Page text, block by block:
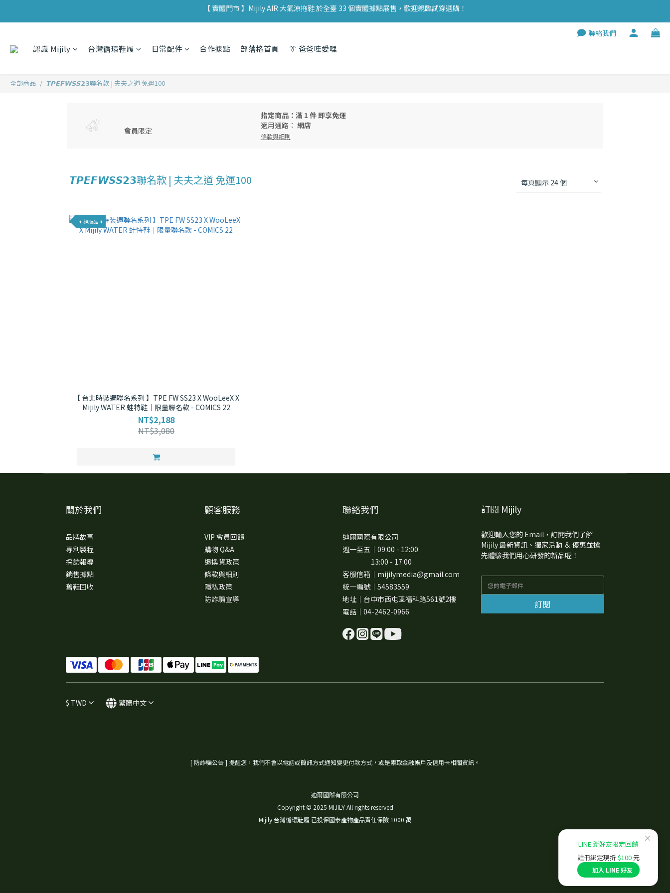
【 實體門市 】Mijily AIR 大氣涼拖鞋 於全臺 33 個實體據點展售，歡迎親臨試穿選購！
【 新註冊會員 】加入 Mijily 官網即享 TWD $ 100 購物金，展開你的永續旅程 🌱
【 實體門市 】Mijily AIR 大氣涼拖鞋 於全臺 33 個實體據點展售，歡迎親臨試穿選購！
聯絡我們
認識 Mijily 台灣循環鞋履 日常配件 合作據點 部落格首頁 👔 爸爸哇愛哩
全部商品 𝙏𝙋𝙀𝙁𝙒𝙎𝙎𝟮𝟯聯名款 | 夫夫之道 免運100
會員限定
指定商品：滿 1 件 即享免運
適用通路： 網店
條款與細則
𝙏𝙋𝙀𝙁𝙒𝙎𝙎𝟮𝟯聯名款 | 夫夫之道 免運100 每頁顯示 24 個
✦ 絕版品 ✦
【 台北時裝週聯名系列 】TPE FW SS23 X WooLeeX X
Mijily WATER 蛙特鞋｜限量聯名款 - COMICS 22
NT$2,188
NT$3,080
關於我們
品牌故事
專利製程
採訪報導
銷售據點
舊鞋回收
顧客服務
VIP 會員回饋
購物 Q&A
退換貨政策
條款與細則
隱私政策
防詐騙宣導
聯絡我們
迪爾國際有限公司
週一至五｜09:00 - 12:00
13:00 - 17:00
客服信箱｜mijilymedia@gmail.com
統一編號｜54583559
地址｜台中市西屯區福科路561號2樓
電話｜04-2462-0966
訂閱 Mijily
歡迎輸入您的 Email，訂閱我們了解
Mijily 最新資訊、獨家活動 ＆ 優惠並搶
先體驗我們用心研發的新品喔！
訂閱
$ TWD 繁體中文
[ 防詐騙公告 ] 提醒您，我們不會以電話或簡訊方式通知變更付款方式，或是索取金融帳戶及信用卡相關資訊。
迪爾國際有限公司
Copyright © 2025 MIJILY All rights reserved
Mijily 台灣循環鞋履 已投保國泰產物產品責任保險 1000 萬
×
LINE 新好友限定回饋
註冊綁定現折 $100元
加入 LINE 好友